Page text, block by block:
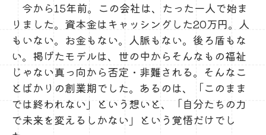
今から15年前。この会社は、たった一人で始ま
りました。資本金はキャッシングした20万円。人
もいない。お金もない。人脈もない。後ろ盾もな
い。掲げたモデルは、世の中からそんなもの福祉
じゃない真っ向から否定・非難される。そんなこ
とばかりの創業期でした。あるのは、「このまま
では終われない」という想いと、「自分たちの力
で未来を変えるしかない」という覚悟だけでし